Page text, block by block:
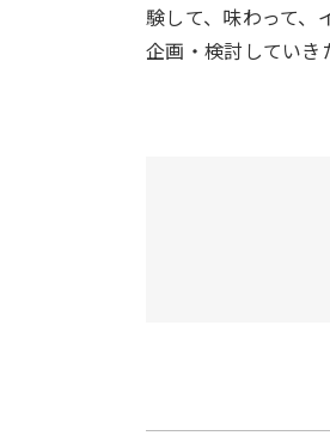
験して、味わって、
企画・検討していき